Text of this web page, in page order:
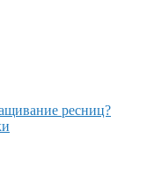
ресниц?